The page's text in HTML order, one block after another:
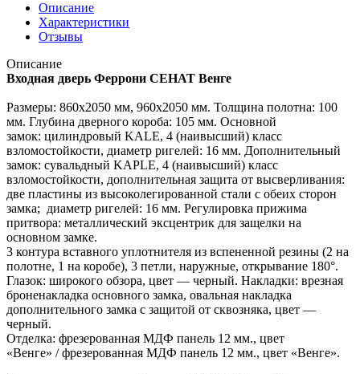
Описание
Характеристики
Отзывы
Описание
Входная дверь Феррони СЕНАТ Венге
Размеры: 860х2050 мм, 960х2050 мм. Толщина полотна: 100
мм. Глубина дверного короба: 105 мм. Основной
замок: цилиндровый KALE, 4 (наивысший) класс
взломостойкости, диаметр ригелей: 16 мм. Дополнительный
замок: сувальдный KAРLE, 4 (наивысший) класс
взломостойкости, дополнительная защита от высверливания:
две пластины из высоколегированной стали с обеих сторон
замка; диаметр ригелей: 16 мм. Регулировка прижима
притвора: металлический эксцентрик для защелки на
основном замке.
3 контура вставного уплотнителя из вспененной резины (2 на
полотне, 1 на коробе), 3 петли, наружные, открывание 180°.
Глазок: широкого обзора, цвет — черный. Накладки: врезная
броненакладка основного замка, овальная накладка
дополнительного замка с защитой от сквозняка, цвет —
черный.
Отделка: фрезерованная МДФ панель 12 мм., цвет
«Венге» / фрезерованная МДФ панель 12 мм., цвет «Венге».